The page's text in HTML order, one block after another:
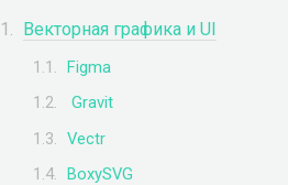
Векторная графика и UI
Figma
Gravit
Vectr
BoxySVG